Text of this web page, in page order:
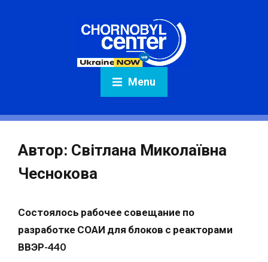
Menu
Автор: Світлана Миколаївна
Чеснокова
Состоялось рабочее совещание по
разработке СОАИ для блоков с реакторами
ВВЭР-440